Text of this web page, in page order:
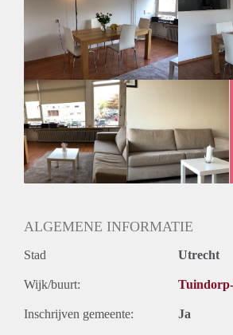
Please let me know if you are interested to
Price of 1280/month includes all utilities.
Except for internet, you will need to get a
somewhere (estimated about 30 euros/
ALGEMENE INFORMATIE
Stad Utrecht
Wijk/buurt:
Inschrijven gemeente: Ja